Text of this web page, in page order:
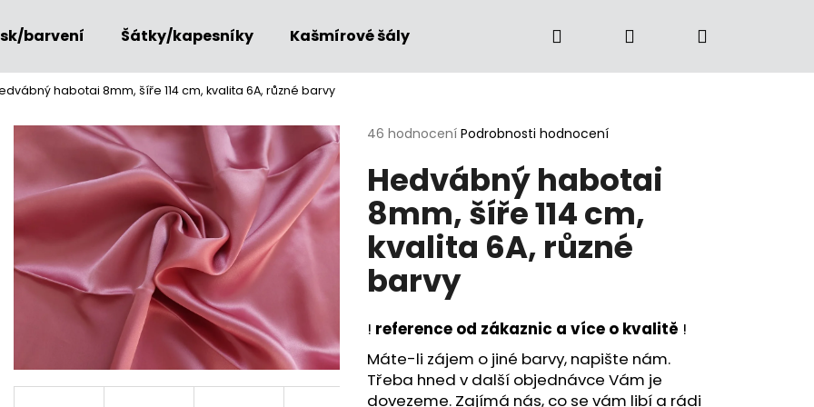
barvení Šátky/kapesníky Kašmírové šály Firemní dárky Kontakt Kvalita
Přihlášení
habotai 8mm, šíře 114 cm, kvalita 6A, různé barvy
Průměrné
produktu
je
4,9
z
5
hvězdiček.
46 hodnocení Podrobnosti hodnocení
Hedvábný habotai
8mm, šíře 114 cm,
kvalita 6A, různé
barvy
! reference od zákaznic a více o kvalitě !
Máte-li zájem o jiné barvy, napište nám.
Třeba hned v další objednávce Vám je
dovezeme. Zajímá nás, co se vám libí a rádi
Co potřebujete najít?
HLEDAT
Doporučujeme